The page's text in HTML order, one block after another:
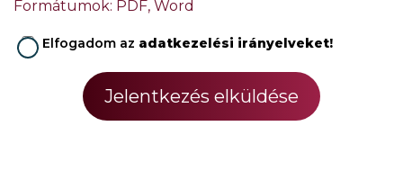
Formátumok: PDF, Word
Elfogadom az adatkezelési irányelveket!
Jelentkezés elküldése